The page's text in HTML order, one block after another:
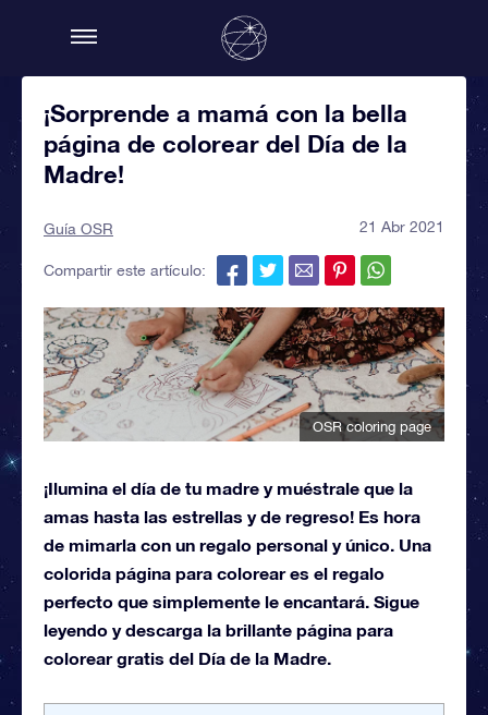
¡Sorprende a mamá con la bella
página de colorear del Día de la
Madre!
Guía OSR 21 Abr 2021
Compartir este artículo:
OSR coloring page
¡Ilumina el día de tu madre y muéstrale que la
amas hasta las estrellas y de regreso! Es hora
de mimarla con un regalo personal y único. Una
colorida página para colorear es el regalo
perfecto que simplemente le encantará. Sigue
leyendo y descarga la brillante página para
colorear gratis del Día de la Madre.